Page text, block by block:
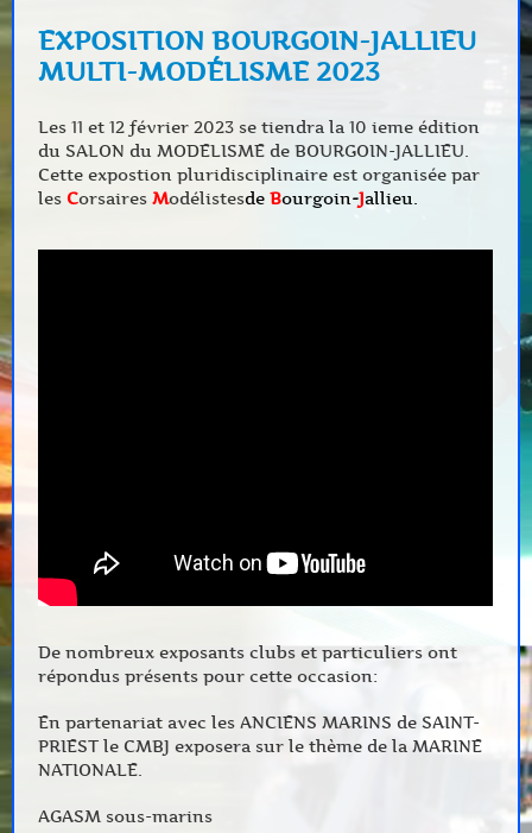
EXPOSITION BOURGOIN-JALLIEU
MULTI-MODÉLISME 2023
Les 11 et 12 février 2023 se tiendra la 10 ieme édition
du SALON du MODELISME de BOURGOIN-JALLIEU.
Cette expostion pluridisciplinaire est organisée par
les Corsaires ModélistesdeBourgoin-Jallieu.
De nombreux exposants clubs et particuliers ont
répondus présents pour cette occasion:
En partenariat avec les ANCIENS MARINS de SAINT-
PRIEST le CMBJ exposera sur le thème de la MARINE
NATIONALE.
AGASM sous-marins